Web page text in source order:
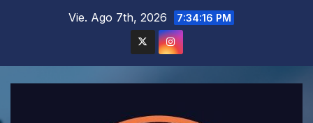
Vie. Ago 7th, 2026 7:34:18 PM